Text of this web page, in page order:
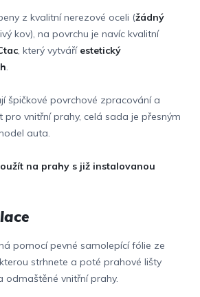
z kvalitní nerezové oceli (žádný
kov), na povrchu je navíc kvalitní
, který vytváří estetický
.
špičkové povrchové zpracování a
pro vnitřní prahy, celá sada je přesným
auta.
na prahy s již instalovanou
pomocí pevné samolepící fólie ze
strhnete a poté prahové lišty
odmaštěné vnitřní prahy.